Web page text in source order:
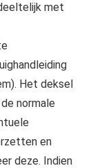
met
Het deksel
normale
en
deze. Indien